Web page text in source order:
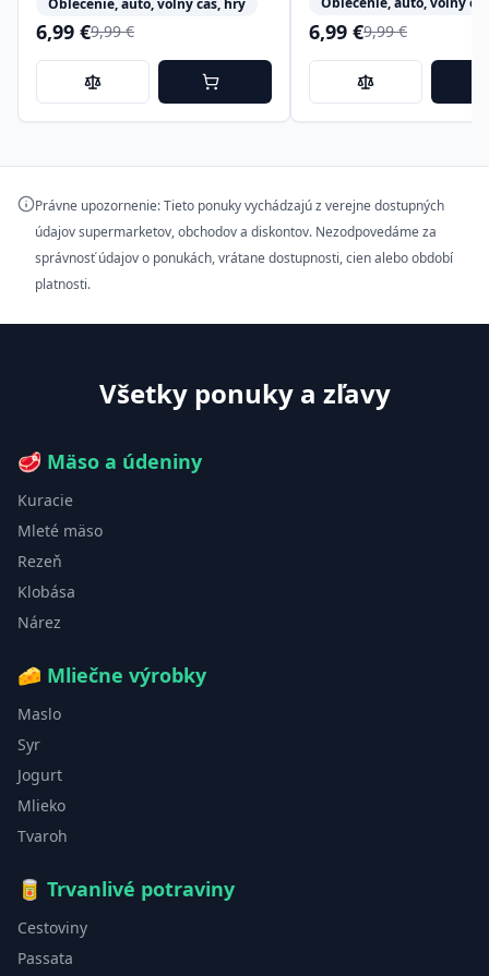
Oblečenie, auto, voľný čas, hry
6,99 €9,99 € 6,99 €9,99 €
Právne upozornenie: Tieto ponuky vychádzajú z verejne dostupných
údajov supermarketov, obchodov a diskontov. Nezodpovedáme za
správnosť údajov o ponukách, vrátane dostupnosti, cien alebo období
platnosti.
Všetky ponuky a zľavy
🥩 Mäso a údeniny
Kuracie
Mleté mäso
Rezeň
Klobása
Nárez
🧀 Mliečne výrobky
Maslo
Syr
Jogurt
Mlieko
Tvaroh
🥫 Trvanlivé potraviny
Cestoviny
Passata